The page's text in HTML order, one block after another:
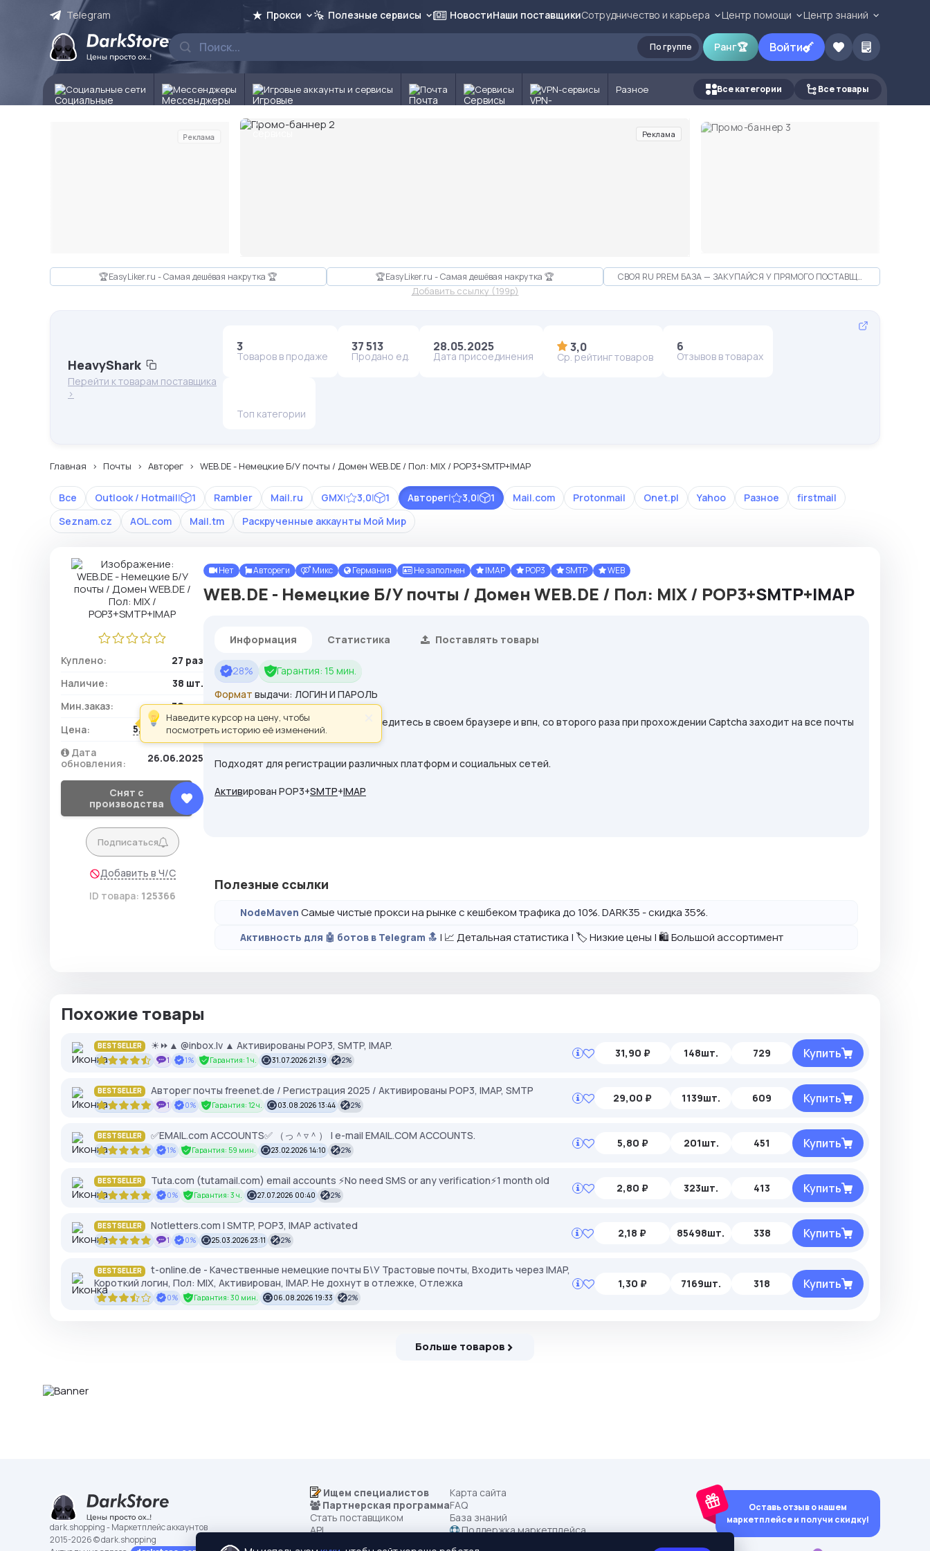
Telegram Прокси Полезные сервисы НовостиНаши поставщикиСотрудничество и карьера Центр помощи Центр знаний
По группе Ранг🏆 Войти
Социальные сети Мессенджеры Игровые аккаунты и сервисы Почта Сервисы VPN-сервисы Разное Все категории Все товары
Реклама Реклама
🏆EasyLiker.ru - Самая дешёвая накрутка 🏆 🏆EasyLiker.ru - Самая дешёвая накрутка 🏆 СВОЯ RU PREM БАЗА — ЗАКУПАЙСЯ У ПРЯМОГО ПОСТАВЩИКА
Добавить ссылку (199p)
HeavyShark
Перейти к товарам поставщика
>
3
Товаров в продаже
37 513
Продано ед.
28.05.2025
Дата присоединения
3,0
Ср. рейтинг товаров
6
Отзывов в товарах
Топ категории
Главная Почты Авторег WEB.DE - Немецкие Б/У почты / Домен WEB.DE / Пол: MIX / POP3+SMTP+IMAP
Все Outlook / Hotmail| 1 Rambler Mail.ru GMX| 3,0| 1 Авторег| 3,0| 1 Mail.com Protonmail Onet.pl Yahoo Разное
firstmail
Seznam.cz
AOL.com Mail.tm Раскрученные аккаунты Мой Мир
Куплено:
27 раз
Наличие:
38 шт.
Мин.заказ:
30 шт.
Цена:
5,95 ₽ / шт.
Дата
обновления:
26.06.2025
Снят с
производства
Подписаться
Добавить в Ч/С
ID товара: 125366
Нет Автореги Микс Германия Не заполнен IMAP POP3 SMTP WEB
WEB.DE - Немецкие Б/У почты / Домен WEB.DE / Пол: MIX / POP3+SMTP+IMAP
Информация Статистика Поставлять товары
28%
Гарантия: 15 мин.
Формат выдачи: ЛОГИН И ПАРОЛЬ
Если не заходит с первого раза, убедитесь в своем браузере и впн, со второго раза при прохождении Captcha заходит на все почты
100%!
Подходят для регистрации различных платформ и социальных сетей.
Активирован POP3+SMTP+IMAP
Полезные ссылки
NodeMaven Самые чистые прокси на рынке с кешбеком трафика до 10%. DARK35 - скидка 35%.
Активность для 🤖 ботов в Telegram 🔝 | 📈 Детальная статистика | 🏷️ Низкие цены | 🛍️ Большой ассортимент
Похожие товары
BESTSELLER ☀⏩▲ @inbox.lv ▲ Активированы POP3, SMTP, IMAP.
1 1% Гарантия: 1 ч. 31.07.2026 21:39 2%
31,90 ₽ 148шт. 729 Купить
BESTSELLER Авторег почты freenet.de / Регистрация 2025 / Активированы POP3, IMAP, SMTP
1 0% Гарантия: 12 ч. 03.08.2026 13:44 2%
29,00 ₽ 1139шт. 609 Купить
BESTSELLER ✅EMAIL.com ACCOUNTS✅ （っ＾▿＾） | e-mail EMAIL.COM ACCOUNTS.
1% Гарантия: 59 мин. 23.02.2026 14:10 2%
5,80 ₽ 201шт. 451 Купить
BESTSELLER Tuta.com (tutamail.com) email accounts ⚡️No need SMS or any verification⚡️1 month old
0% Гарантия: 3 ч. 27.07.2026 00:40 2%
2,80 ₽ 323шт. 413 Купить
BESTSELLER Notletters.com l SMTP, POP3, IMAP activated
1 0% 25.03.2026 23:11 2%
2,18 ₽ 85498шт. 338 Купить
BESTSELLER
t-online.de - Качественные немецкие почты Б\У Трастовые почты, Входить через IMAP,
Короткий логин, Пол: MIX, Активирован, IMAP. Не дохнут в отлежке, Отлежка
0% Гарантия: 30 мин. 06.08.2026 19:33 2%
1,30 ₽ 7169шт. 318 Купить
Больше товаров
dark.shopping - Маркетплейс аккаунтов
2015-2026 © dark.shopping
Ищем специалистов
Партнерская программа
Стать поставщиком
API
Карта сайта
FAQ
База знаний
Поддержка маркетплейса
Оставь отзыв о нашем
маркетплейсе и получи скидку!
Наведите курсор на цену, чтобы
посмотреть историю её изменений.